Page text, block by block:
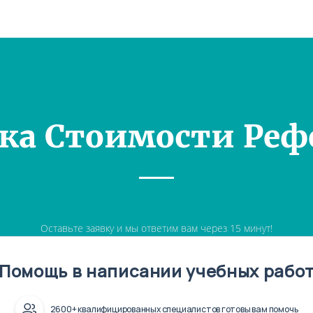
Стоимости
Оставьте заявку и мы ответим вам через 15 минут!
в написании учебных работ
2600+ квалифицированных специалистов готовы вам помочь